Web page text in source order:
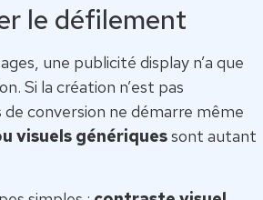
le défilement
une publicité display n’a que
Si la création n’est pas
conversion ne démarre même
visuels génériquessont autant